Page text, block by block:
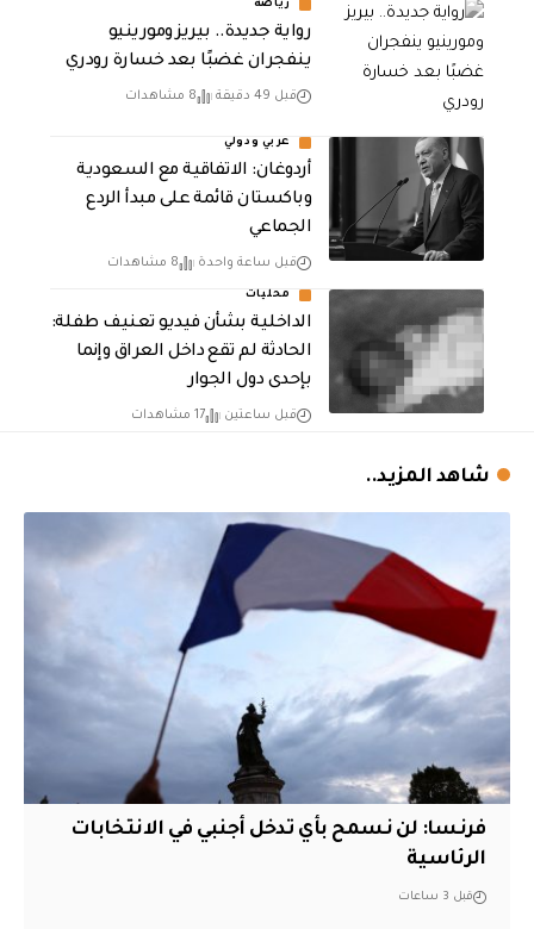
رياضة
رواية جديدة.. بيريز ومورينيو
ينفجران غضبًا بعد خسارة رودري
قبل 49 دقيقة 8 مشاهدات
عربي ودولي
أردوغان: الاتفاقية مع السعودية
وباكستان قائمة على مبدأ الردع
الجماعي
قبل ساعة واحدة 8 مشاهدات
محليات
الداخلية بشأن فيديو تعنيف طفلة:
الحادثة لم تقع داخل العراق وإنما
بإحدى دول الجوار
قبل ساعتين 17 مشاهدات
شاهد المزيد..
فرنسا: لن نسمح بأي تدخل أجنبي في الانتخابات
الرئاسية
قبل 3 ساعات